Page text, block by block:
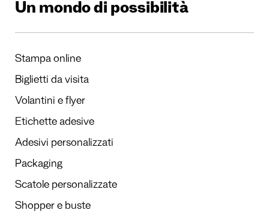
Un mondo di possibilità
Stampa online
Biglietti da visita
Volantini e flyer
Etichette adesive
Adesivi personalizzati
Packaging
Scatole personalizzate
Shopper e buste